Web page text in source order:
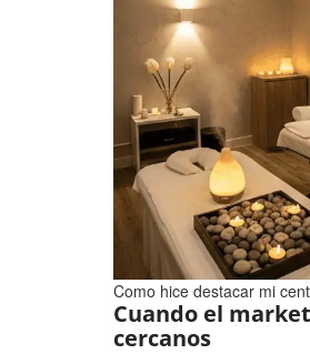
Como hice destacar mi
Cuando el
cercanos